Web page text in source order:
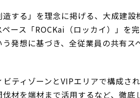
造する」を理念に掲げる、大成建
ース「ROCKai（ロッカイ）」
発想に基づき、全従業員の共有ス
ティゾーンとVIPエリアで構成さ
材を端材まで活用するなど、徹